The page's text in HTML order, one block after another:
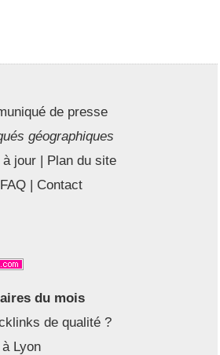
de presse
géographiques
à jour | Plan du site
FAQ | Contact
du mois
de qualité ?
Lyon